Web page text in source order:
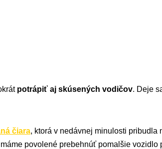
potrápiť aj skúsených vodičov. Deje
čiara, ktorá v nedávnej minulosti pribudla
povolené prebehnúť pomalšie vozidlo